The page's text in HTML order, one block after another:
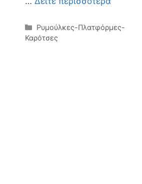
Κατηγορίες
Ρυμούλκες-Πλατφόρμες-
Καρότσες